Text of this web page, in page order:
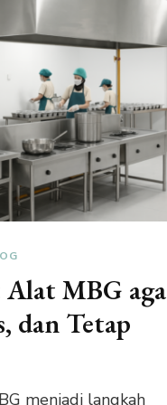
MBG
dan Tetap
menjadi langkah